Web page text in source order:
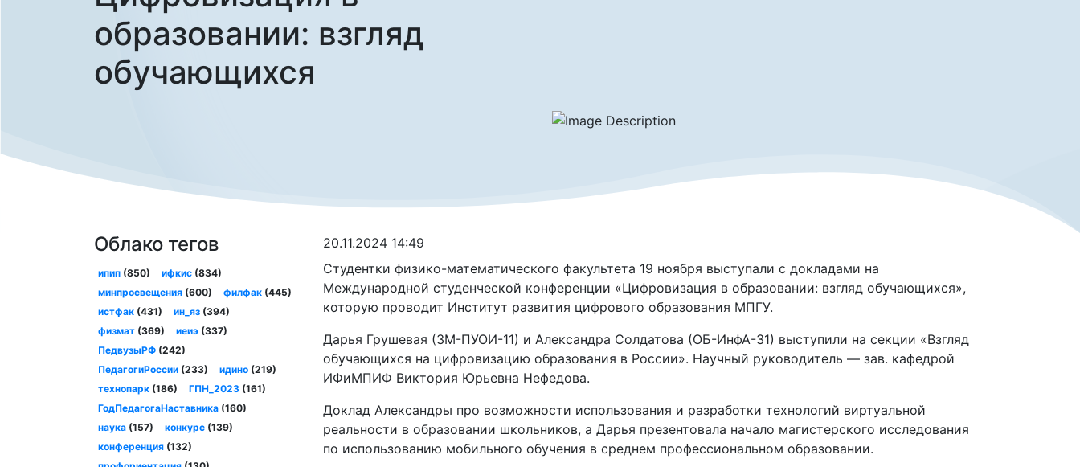
образовании: взгляд
обучающихся
20.11.2024 14:49
Студентки физико-математического факультета 19 ноября выступали с докладами на
Международной студенческой конференции «Цифровизация в образовании: взгляд обучающихся»,
которую проводит Институт развития цифрового образования МПГУ.
Дарья Грушевая (ЗМ-ПУОИ-11) и Александра Солдатова (ОБ-ИнфА-31) выступили на секции «Взгляд
обучающихся на цифровизацию образования в России». Научный руководитель — зав. кафедрой
ИФиМПИФ Виктория Юрьевна Нефедова.
Доклад Александры про возможности использования и разработки технологий виртуальной
реальности в образовании школьников, а Дарья презентовала начало магистерского исследования
по использованию мобильного обучения в среднем профессиональном образовании.
Облако тегов
ипип(850) ифкис (834)
минпросвещения(600) филфак (445)
истфак(431) ин_яз (394)
физмат(369) иеиэ (337)
ПедвузыРФ(242)
ПедагогиРоссии(233) идино (219)
технопарк(186) ГПН_2023 (161)
ГодПедагогаНаставника(160)
наука(157) конкурс (139)
конференция(132)